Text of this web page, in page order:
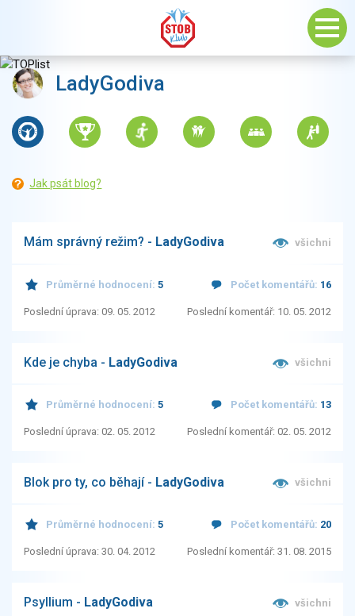
LadyGodiva
Jak psát blog?
Mám správný režim? - LadyGodiva všichni
Průměrné hodnocení: 5 Počet komentářů: 16
Poslední úprava: 09. 05. 2012 Poslední komentář: 10. 05. 2012
Kde je chyba - LadyGodiva všichni
Průměrné hodnocení: 5 Počet komentářů: 13
Poslední úprava: 02. 05. 2012 Poslední komentář: 02. 05. 2012
Blok pro ty, co běhají - LadyGodiva všichni
Průměrné hodnocení: 5 Počet komentářů: 20
Poslední úprava: 30. 04. 2012 Poslední komentář: 31. 08. 2015
Psyllium - LadyGodiva všichni